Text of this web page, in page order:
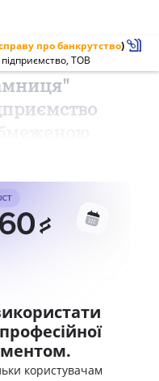
про банкрутство)
ТОВ
користувачам